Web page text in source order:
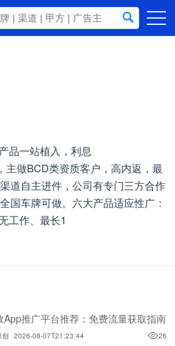
品一站植入，利息
主做BCD类资质客户，高内返，最
道自主进件，公司有专门三方合作
国车牌可做。六大产品适应性广：
工作、最长1
App推广平台推荐：免费流量获取指南
创 2026-08-07T21:23:44 26